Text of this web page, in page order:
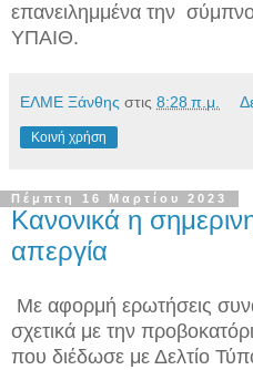
επανειλημμένα την
ΥΠΑΙΘ.
ΕΛΜΕ Ξάνθης στις 8:28 π.μ.
Κοινή χρήση
Πέμπτη 16 Μαρτίου 2023
Κανονικά η
απεργία
Με αφορμή ερωτήσεις
σχετικά με την
που διέδωσε με Δελτίο